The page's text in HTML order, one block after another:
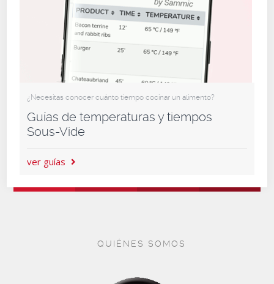
¿Necesitas conocer cuánto tiempo cocinar un alimento?
Guías de temperaturas y tiempos
Sous-Vide
ver guías
QUIÉNES SOMOS